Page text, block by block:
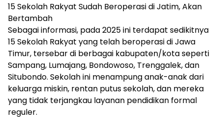
15 Sekolah Rakyat Sudah Beroperasi di Jatim, Akan
Bertambah
Sebagai informasi, pada 2025 ini terdapat sedikitnya
15 Sekolah Rakyat yang telah beroperasi di Jawa
Timur, tersebar di berbagai kabupaten/kota seperti
Sampang, Lumajang, Bondowoso, Trenggalek, dan
Situbondo. Sekolah ini menampung anak-anak dari
keluarga miskin, rentan putus sekolah, dan mereka
yang tidak terjangkau layanan pendidikan formal
reguler.